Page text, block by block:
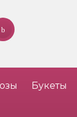
Букеты